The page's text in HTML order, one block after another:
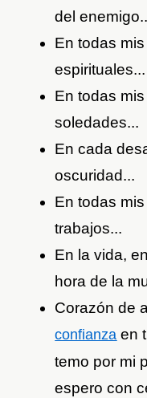
del
En todas
espirituales...
En todas
soledades...
En cada
oscuridad...
En todas
trabajos...
En la vida,
hora de la
Corazón de
confianza en
temo por mi
espero con